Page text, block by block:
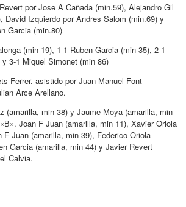
por Jose A Cañada (min.59), Alejandro Gil
David Izquierdo por Andres Salom (min.69) y
Garcia (min.80)
(min 19), 1-1 Ruben Garcia (min 35), 2-1
3-1 Miquel Simonet (min 86)
Ferrer. asistido por Juan Manuel Font
Arce Arellano.
(amarilla, min 38) y Jaume Moya (amarilla, min
Joan F Juan (amarilla, min 11), Xavier Oriola
F Juan (amarilla, min 39), Federico Oriola
Garcia (amarilla, min 44) y Javier Revert
Calvia.